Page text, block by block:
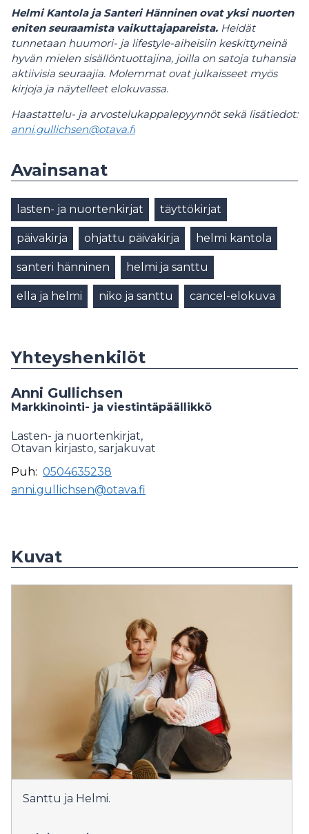
Helmi Kantola ja Santeri Hänninen ovat yksi nuorten
eniten seuraamista vaikuttajapareista. Heidät
tunnetaan huumori- ja lifestyle-aiheisiin keskittyneinä
hyvän mielen sisällöntuottajina, joilla on satoja tuhansia
aktiivisia seuraajia. Molemmat ovat julkaisseet myös
kirjoja ja näytelleet elokuvassa.
Haastattelu- ja arvostelukappalepyynnöt sekä lisätiedot:
anni.gullichsen@otava.fi
Avainsanat
lasten- ja nuortenkirjat täyttökirjat
päiväkirja ohjattu päiväkirja helmi kantola
santeri hänninen helmi ja santtu
ella ja helmi niko ja santtu cancel-elokuva
Yhteyshenkilöt
Anni Gullichsen
Markkinointi- ja viestintäpäällikkö
Lasten- ja nuortenkirjat,
Otavan kirjasto, sarjakuvat
Puh: 0504635238
anni.gullichsen@otava.fi
Kuvat
Santtu ja Helmi.